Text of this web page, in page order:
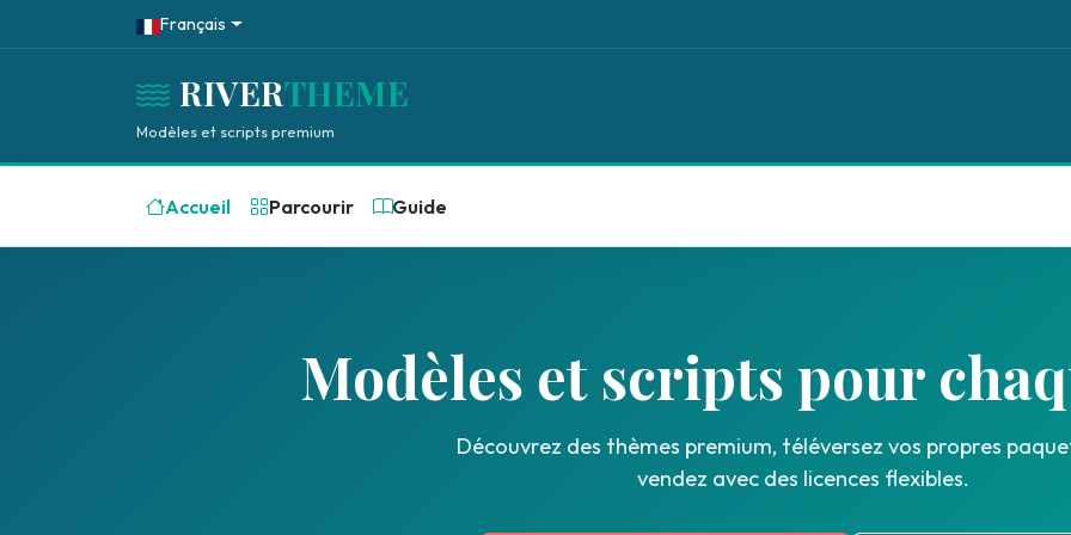
Français
RIVERTHEME
Modèles et scripts premium
Accueil Parcourir Guide
Modèles et scripts pour
Découvrez des thèmes premium, téléversez vos propres
vendez avec des licences flexibles.